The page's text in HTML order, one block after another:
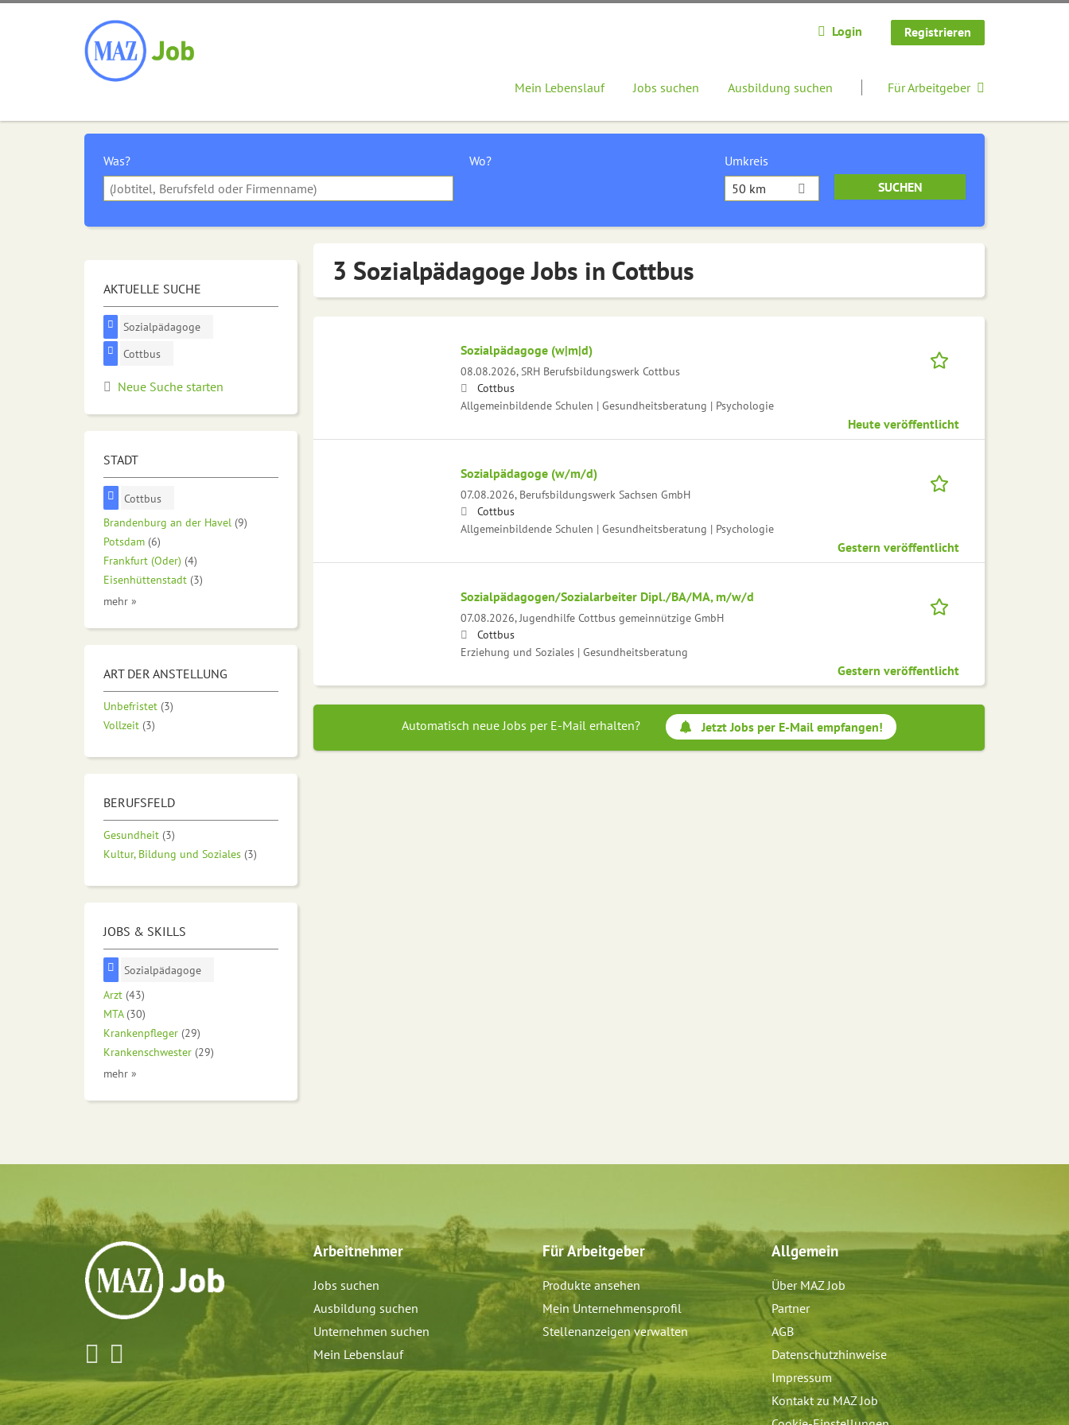
Login Registrieren
Mein Lebenslauf Jobs suchen Ausbildung suchen Für Arbeitgeber
Was? Wo?
Umkreis
50 km
3 Sozialpädagoge Jobs in Cottbus
Sozialpädagoge (w|m|d)
08.08.2026, SRH Berufsbildungswerk Cottbus
Cottbus
Allgemeinbildende Schulen | Gesundheitsberatung | Psychologie
Heute veröffentlicht
Sozialpädagoge (w/m/d)
07.08.2026, Berufsbildungswerk Sachsen GmbH
Cottbus
Allgemeinbildende Schulen | Gesundheitsberatung | Psychologie
Gestern veröffentlicht
Sozialpädagogen/Sozialarbeiter Dipl./BA/MA, m/w/d
07.08.2026, Jugendhilfe Cottbus gemeinnützige GmbH
Cottbus
Erziehung und Soziales | Gesundheitsberatung
Gestern veröffentlicht
Automatisch neue Jobs per E-Mail erhalten? Jetzt Jobs per E-Mail empfangen!
AKTUELLE SUCHE
Sozialpädagoge
Cottbus
Neue Suche starten
STADT
Cottbus
Brandenburg an der Havel (9)
Potsdam (6)
Frankfurt (Oder) (4)
Eisenhüttenstadt (3)
mehr »
ART DER ANSTELLUNG
Unbefristet (3)
Vollzeit (3)
BERUFSFELD
Gesundheit (3)
Kultur, Bildung und Soziales (3)
JOBS & SKILLS
Sozialpädagoge
Arzt (43)
MTA (30)
Krankenpfleger (29)
Krankenschwester (29)
mehr »
Arbeitnehmer
Jobs suchen
Ausbildung suchen
Unternehmen suchen
Mein Lebenslauf
Für Arbeitgeber
Produkte ansehen
Mein Unternehmensprofil
Stellenanzeigen verwalten
Allgemein
Über MAZ Job
Partner
AGB
Datenschutzhinweise
Impressum
Kontakt zu MAZ Job